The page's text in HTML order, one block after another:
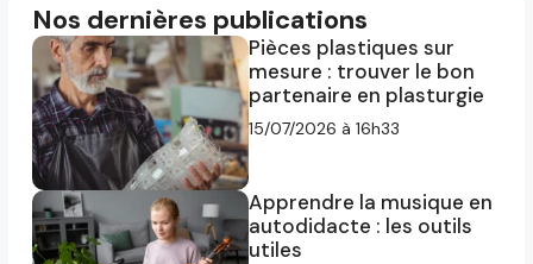
Nos dernières publications
Pièces plastiques sur
mesure : trouver le bon
partenaire en plasturgie
15/07/2026 à 16h33
Apprendre la musique en
autodidacte : les outils
utiles